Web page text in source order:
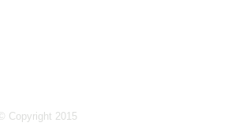
© Copyright 2015